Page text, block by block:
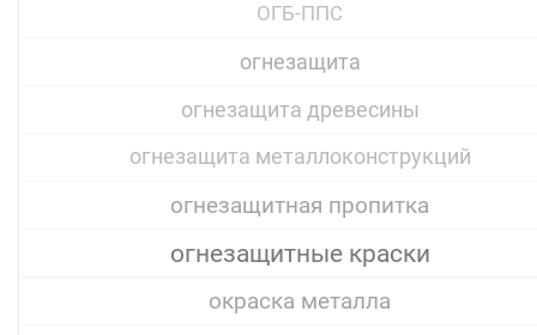
ОГБ-ППС
огнезащита
огнезащита древесины
огнезащита металлоконструкций
огнезащитная пропитка
огнезащитные краски
окраска металла